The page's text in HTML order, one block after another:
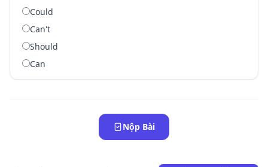
Could
Can't
Should
Can
Nộp Bài